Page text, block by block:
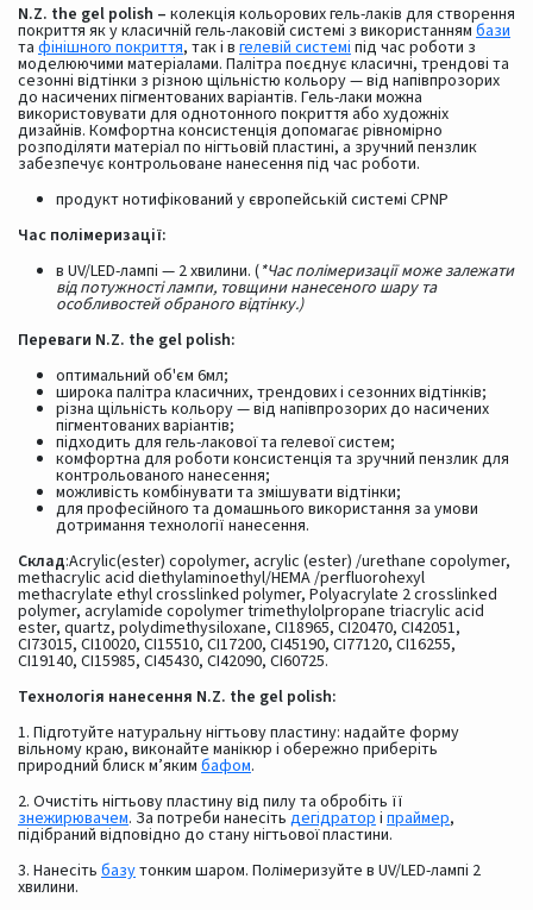
N.Z. the gel polish – колекція кольорових гель-лаків для створення
покриття як у класичній гель-лаковій системі з використанням бази
та фінішного покриття, так і в гелевій системіпід час роботи з
моделюючими матеріалами. Палітра поєднує класичні, трендові та
сезонні відтінки з різною щільністю кольору — від напівпрозорих
до насичених пігментованих варіантів. Гель-лаки можна
використовувати для однотонного покриття або художніх
дизайнів. Комфортна консистенція допомагає рівномірно
розподіляти матеріал по нігтьовій пластині, а зручний пензлик
забезпечує контрольоване нанесення під час роботи.
продукт нотифікований у європейській системі CPNP
Час полімеризації:
в UV/LED-лампі — 2 хвилини. (*Час полімеризації може залежати
від потужності лампи, товщини нанесеного шару та
особливостей обраного відтінку.)
Переваги N.Z. the gel polish:
оптимальний об'єм 6мл;
широка палітра класичних, трендових і сезонних відтінків;
різна щільність кольору — від напівпрозорих до насичених
пігментованих варіантів;
підходить для гель-лакової та гелевої систем;
комфортна для роботи консистенція та зручний пензлик для
контрольованого нанесення;
можливість комбінувати та змішувати відтінки;
для професійного та домашнього використання за умови
дотримання технології нанесення.
Склад:Acrylic(ester) copolymer, acrylic (ester) /urethane copolymer,
methacrylic acid diethylaminoethyl/HEMA /perfluorohexyl
methacrylate ethyl crosslinked polymer, Polyacrylate 2 crosslinked
polymer, acrylamide copolymer trimethylolpropane triacrylic acid
ester, quartz, polydimethysiloxane, CI18965, CI20470, CI42051,
CI73015, CI10020, CI15510, CI17200, CI45190, CI77120, CI16255,
CI19140, CI15985, CI45430, CI42090, CI60725.
Технологія нанесення N.Z. the gel polish:
1. Підготуйте натуральну нігтьову пластину: надайте форму
вільному краю, виконайте манікюр і обережно приберіть
природний блиск м’яким бафом.
2. Очистіть нігтьову пластину від пилу та обробіть її
знежирювачем. За потреби нанесіть дегідраторі праймер,
підібраний відповідно до стану нігтьової пластини.
3. Нанесіть базутонким шаром. Полімеризуйте в UV/LED-лампі 2
хвилини.